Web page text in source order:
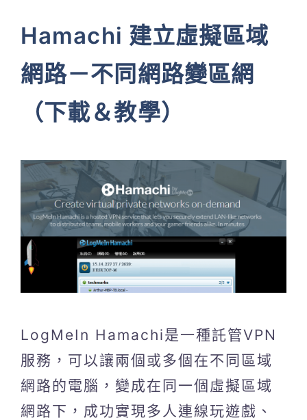
Hamachi 建立虛擬區域
網路－不同網路變區網
（下載＆教學）
LogMeIn Hamachi是一種託管VPN
服務，可以讓兩個或多個在不同區域
網路的電腦，變成在同一個虛擬區域
網路下，成功實現多人連線玩遊戲、